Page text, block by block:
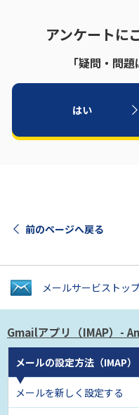
アンケートに
「疑問・問
はい
前のページへ戻る
メールサービス トッ
Gmailアプリ（IMAP） -
メールの設定方法（IMAP）
メールを新しく設定する